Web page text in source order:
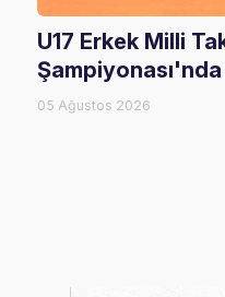
U17 Erkek Milli
Şampiyonası'nda
05 Ağustos 2026